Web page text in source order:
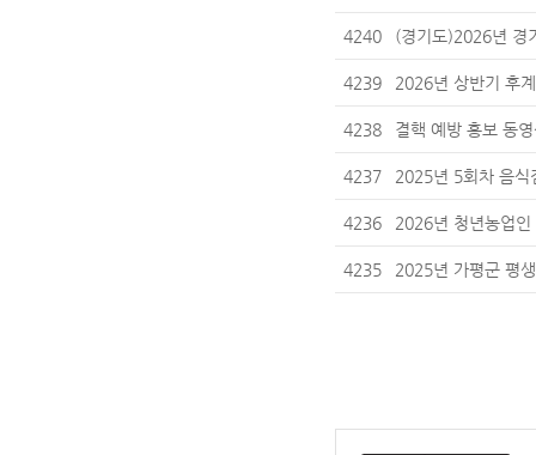
4240 (경기도)2026년 경
4239 2026년 상반기 후
4238 결핵 예방 홍보 동
4237 2025년 5회차 음식
4236 2026년 청년농업
4235 2025년 가평군 평